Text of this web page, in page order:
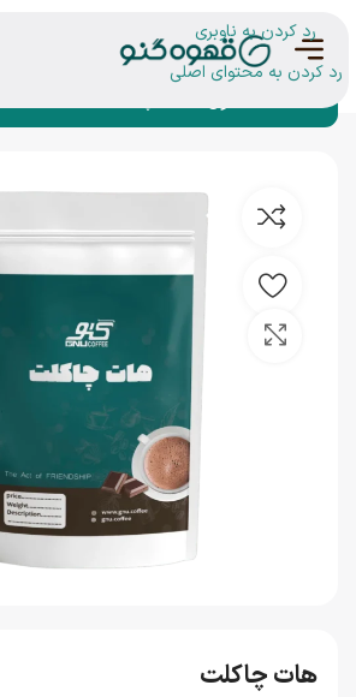
رد کردن به ناوبری
رد کردن به محتوای اصلی
هات چاکلت